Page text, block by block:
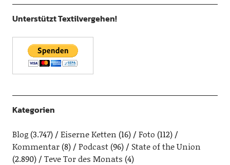
Unterstützt Textilvergehen!
Kategorien
Blog(3.747) Eiserne Ketten (16) Foto (112)
Kommentar(8) Podcast(96)
State of the Union
(2.890)
Teve Tor des Monats (4)